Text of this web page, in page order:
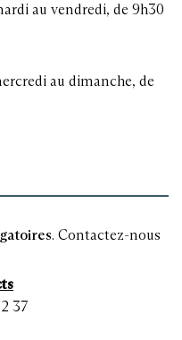
au vendredi, de 9h30
au dimanche, de
. Contactez-nous
37